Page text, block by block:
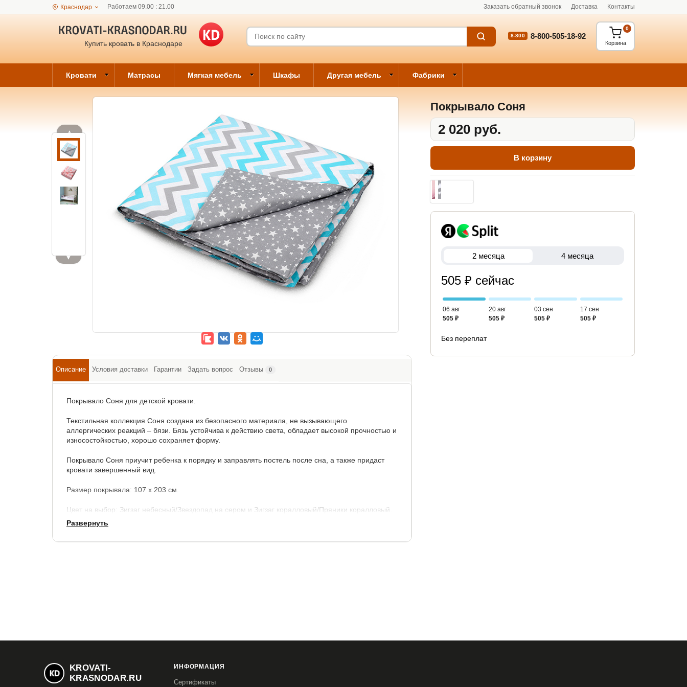
Краснодар Работаем 09.00 : 21.00 Заказать обратный звонок Доставка Контакты
Купить кровать в Краснодаре
8-800 8-800-505-18-92
Корзина
0
Кровати Матрасы Мягкая мебель Шкафы Другая мебель Фабрики
▲
▼
Покрывало Соня
2 020 руб.
В корзину
2 месяца 4 месяца
505 ₽ сейчас
06 авг
505 ₽
20 авг
505 ₽
03 сен
505 ₽
17 сен
505 ₽
Без переплат
Описание Условия доставки Гарантии Задать вопрос Отзывы 0
Покрывало Соня для детской кровати.
Текстильная коллекция Соня создана из безопасного материала, не вызывающего
аллергических реакций – бязи. Бязь устойчива к действию света, обладает высокой прочностью и
износостойкостью, хорошо сохраняет форму.
Покрывало Соня приучит ребенка к порядку и заправлять постель после сна, а также придаст
кровати завершенный вид.
Размер покрывала: 107 х 203 см.
Цвет на выбор: Зигзаг небесный/Звездопад на сером и Зигзаг коралловый/Пряники коралловый.
Развернуть
KROVATI-
KRASNODAR.RU
ИНФОРМАЦИЯ
Сертификаты